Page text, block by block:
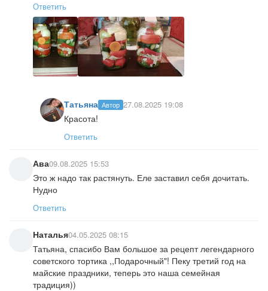
Ответить
Татьяна Автор 27.08.2025 19:08
Красота!
Ответить
Ава09.08.2025 15:53
Это ж надо так растянуть. Еле заставил себя дочитать.
Нудно
Ответить
Наталья04.05.2025 08:15
Татьяна, спасибо Вам большое за рецепт легендарного
советского тортика ,,Подарочный"! Пеку третий год на
майские праздники, теперь это наша семейная
традиция))